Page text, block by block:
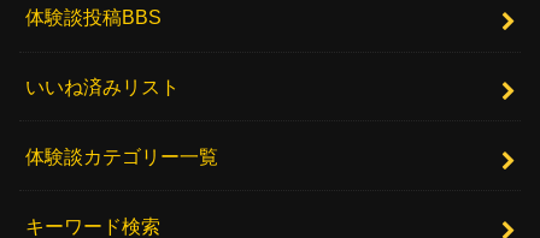
体験談投稿BBS
いいね済みリスト
体験談カテゴリー一覧
キーワード検索